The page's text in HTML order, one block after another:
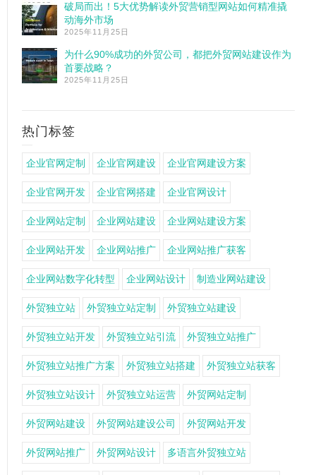
破局而出！5大优势解读外贸营销型网站如何精准撬
动海外市场
2025年11月25日
为什么90%成功的外贸公司，都把外贸网站建设作为
首要战略？
2025年11月25日
热门标签
企业官网定制 企业官网建设 企业官网建设方案
企业官网开发 企业官网搭建 企业官网设计
企业网站定制 企业网站建设 企业网站建设方案
企业网站开发 企业网站推广 企业网站推广获客
企业网站数字化转型 企业网站设计 制造业网站建设
外贸独立站 外贸独立站定制 外贸独立站建设
外贸独立站开发 外贸独立站引流 外贸独立站推广
外贸独立站推广方案 外贸独立站搭建 外贸独立站获客
外贸独立站设计 外贸独立站运营 外贸网站定制
外贸网站建设 外贸网站建设公司 外贸网站开发
外贸网站推广 外贸网站设计 多语言外贸独立站